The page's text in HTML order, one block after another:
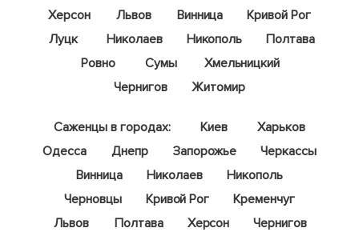
Херсон
Львов Винница
Кривой Рог
Луцк
Николаев Никополь
Полтава
Ровно
Сумы
Хмельницкий
Чернигов
Житомир
Саженцы в городах: Киев
Харьков
Одесса
Днепр Запорожье
Черкассы
Винница
Николаев
Никополь
Черновцы
Кривой Рог
Кременчуг
Львов
Полтава Херсон
Чернигов